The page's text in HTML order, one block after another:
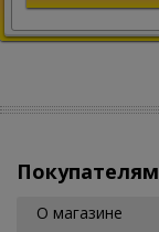
Покупателям
О магазине